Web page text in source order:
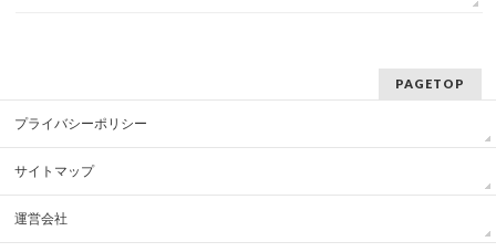
PAGETOP
プライバシーポリシー
サイトマップ
運営会社